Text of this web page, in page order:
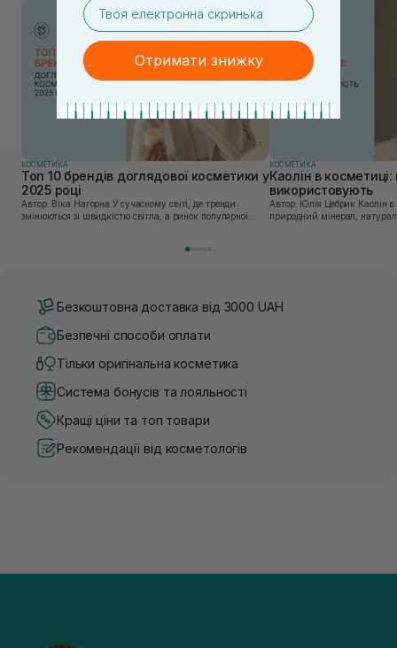
КОСМЕТИКА
Топ 10 брендів доглядової косметики у
2025 році
Автор: Віка Нагорна У сучасному світі, де тренди
змінюються зі швидкістю світла, а ринок популярної
КОСМЕТИКА
Каолін в
використовують
Автор: Юлія Цебрик Каолін в косметології – це
природний мінерал,
Безкоштовна доставка від 3000 UAH
Безпечні способи оплати
Тільки оригінальна косметика
Система бонусів та лояльності
Кращі ціни та топ товари
Рекомендації від косметологів
Отримати знижку